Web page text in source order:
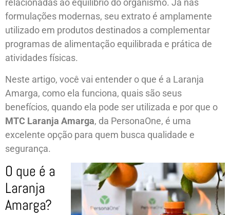
relacionadas ao equilíbrio do organismo. Já nas
formulações modernas, seu extrato é amplamente
utilizado em produtos destinados a complementar
programas de alimentação equilibrada e prática de
atividades físicas.
Neste artigo, você vai entender o que é a Laranja
Amarga, como ela funciona, quais são seus
benefícios, quando ela pode ser utilizada e por que o
MTC Laranja Amarga, da PersonaOne, é uma
excelente opção para quem busca qualidade e
segurança.
O que é a
Laranja
Amarga?